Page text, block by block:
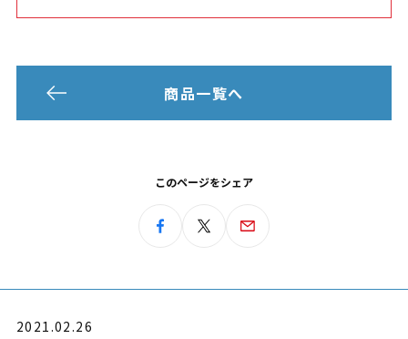
商品一覧へ
このページをシェア
2021.02.26